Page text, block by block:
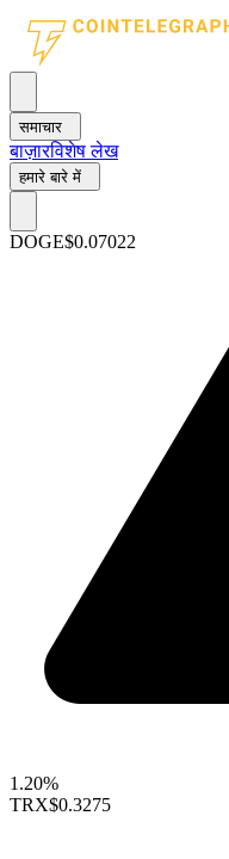
समाचार
बाज़ारविशेष लेख
हमारे बारे में
DOGE$0.07022
1.20%
TRX$0.3275